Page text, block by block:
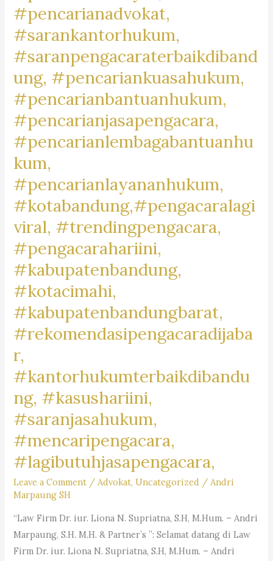
#lawyertiktok,
#rekomendasipengacara,
#rekomendasilawyer,
#beranda,
#pengacaratrendingdibandung,
#pengacaralagiviraldicimahi,
#pengacarapalingbanyakdicari,
#pengacaratanah,
#pengacarashm,
#aktivitaslawyer,
#caripengacaradigoogle,
#pengacarapalingtop,
#googletrend,
#googletrending,
#pencarianadvokat,
#sarankantorhukum,
#saranpengacaraterbaikdiband
ung, #pencariankuasahukum,
#pencarianbantuanhukum,
#pencarianjasapengacara,
#pencarianlembagabantuanhu
kum,
#pencarianlayananhukum,
#kotabandung,#pengacaralagi
viral, #trendingpengacara,
#pengacarahariini,
#kabupatenbandung,
#kotacimahi,
#kabupatenbandungbarat,
#rekomendasipengacaradijaba
r,
#kantorhukumterbaikdibandu
ng, #kasushariini,
#saranjasahukum,
#mencaripengacara,
#lagibutuhjasapengacara,
Leave a Comment / Advokat,Uncategorized / Andri
Marpaung SH
“Law Firm Dr. iur. Liona N. Supriatna, S.H, M.Hum. – Andri
Marpaung, S.H. M.H. & Partner’s ”: Selamat datang di Law
Firm Dr. iur. Liona N. Supriatna, S.H, M.Hum. – Andri